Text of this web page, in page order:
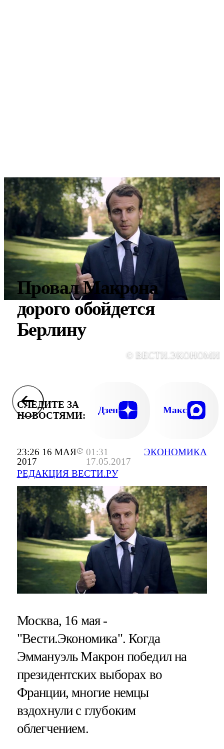
23:26 16 МАЯ
2017
01:31
17.05.2017
РЕДАКЦИЯ ВЕСТИ.РУ
ЭКОНОМИКА
Провал Макрона
дорого обойдется
Берлину
©
СЛЕДИТЕ ЗА
НОВОСТЯМИ:
Дзен Макс
Москва, 16 мая -
"Вести.Экономика".Когда
Эммануэль Макрон победил на
президентских выборах во
Франции, многие немцы
вздохнули с глубоким
облегчением.